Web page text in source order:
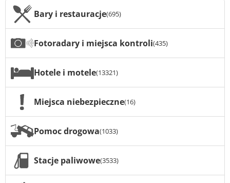
Bary i restauracje(695)
Fotoradary i miejsca kontroli(435)
Hotele i motele(13321)
Miejsca niebezpieczne(16)
Pomoc drogowa(1033)
Stacje paliwowe(3533)